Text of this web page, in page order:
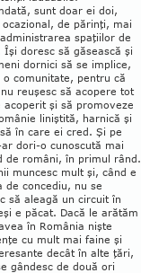
sunt doar ei doi,
de părinţi, mai
spaţiilor de
Îşi doresc să găsească şi
dornici să se implice,
o comu­nitate, pentru că
reuşesc să acopere tot
acoperit şi să promoveze
liniştită, harnică şi
în care ei cred. Şi pe
dori-o cunoscută mai
de ro­mâni, în primul rând.
muncesc mult şi, când e
de concediu, nu se
să aleagă un circuit în
e păcat. Dacă le arătăm
în România nişte
cu mult mai faine şi
decât în alte ţări,
gândesc de două ori